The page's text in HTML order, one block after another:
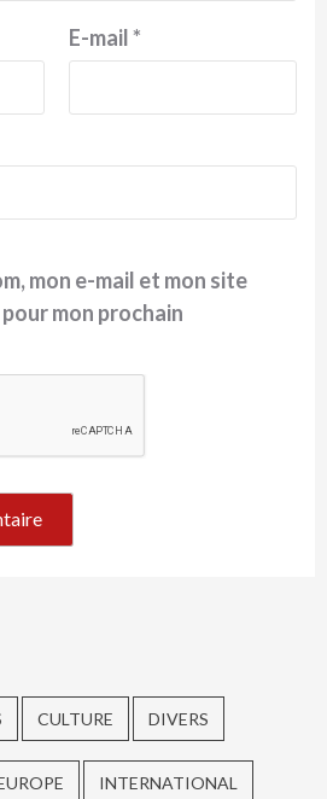
E-mail*
mon e-mail et mon site
mon prochain
CULTURE DIVERS
INTERNATIONAL